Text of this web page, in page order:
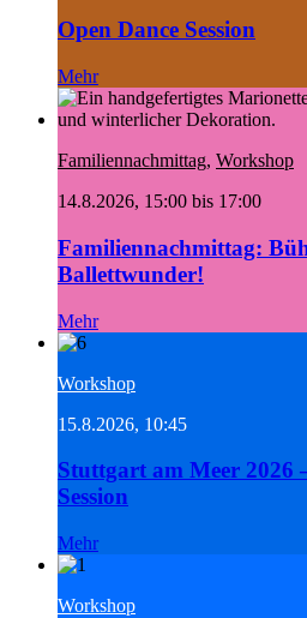
Open Dance Session
Mehr
Familiennachmittag, Workshop
14.8.2026, 15:00 bis 17:00
Familiennachmittag:
Ballettwunder!
Mehr
Workshop
15.8.2026, 10:45
Stuttgart am Meer 2026
Session
Mehr
Workshop